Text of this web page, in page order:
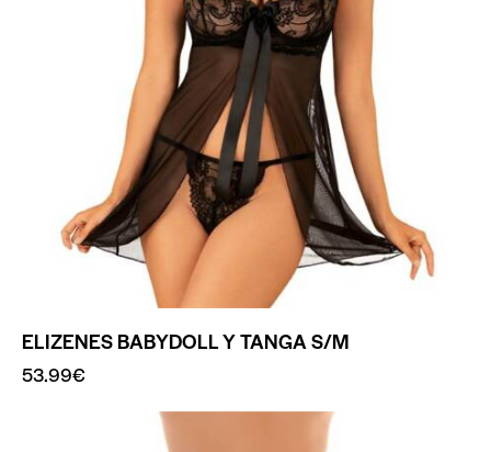
ELIZENES BABYDOLL Y TANGA S/M
53.99€